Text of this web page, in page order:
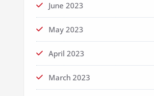
June 2023
May 2023
April 2023
March 2023